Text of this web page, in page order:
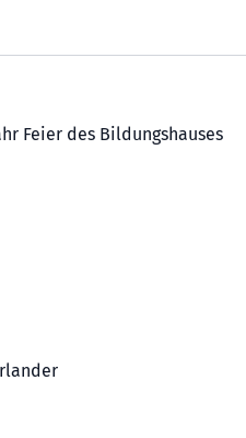
Feier des Bildungshauses